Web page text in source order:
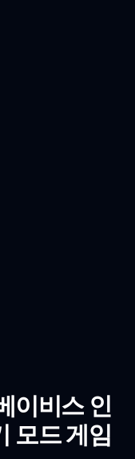
이비스 인
모드 게임